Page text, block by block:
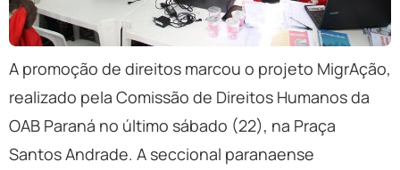
A promoção de direitos marcou o projeto MigrAção,
realizado pela Comissão de Direitos Humanos da
OAB Paraná no último sábado (22), na Praça
Santos Andrade. A seccional paranaense